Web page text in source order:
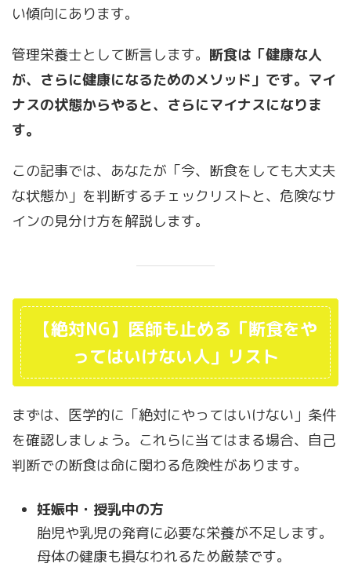
い傾向にあります。
管理栄養士として断言します。 断食は「健康な人
が、さらに健康になるためのメソッド」です。マイ
ナスの状態からやると、さらにマイナスになりま
す。
この記事では、あなたが「今、断食をしても大丈夫
な状態か」を判断するチェックリストと、危険なサ
インの見分け方を解説します。
【絶対NG】医師も止める「断食をや
ってはいけない人」リスト
まずは、医学的に「絶対にやってはいけない」条件
を確認しましょう。これらに当てはまる場合、自己
判断での断食は命に関わる危険性があります。
妊娠中・授乳中の方
胎児や乳児の発育に必要な栄養が不足します。
母体の健康も損なわれるため厳禁です。